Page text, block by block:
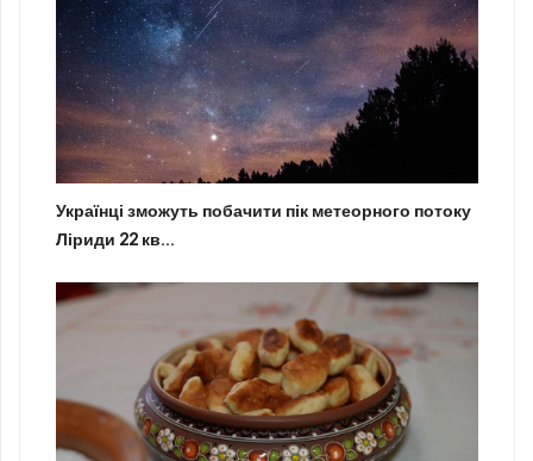
Українці зможуть побачити пік метеорного потоку
Ліриди 22 кв...